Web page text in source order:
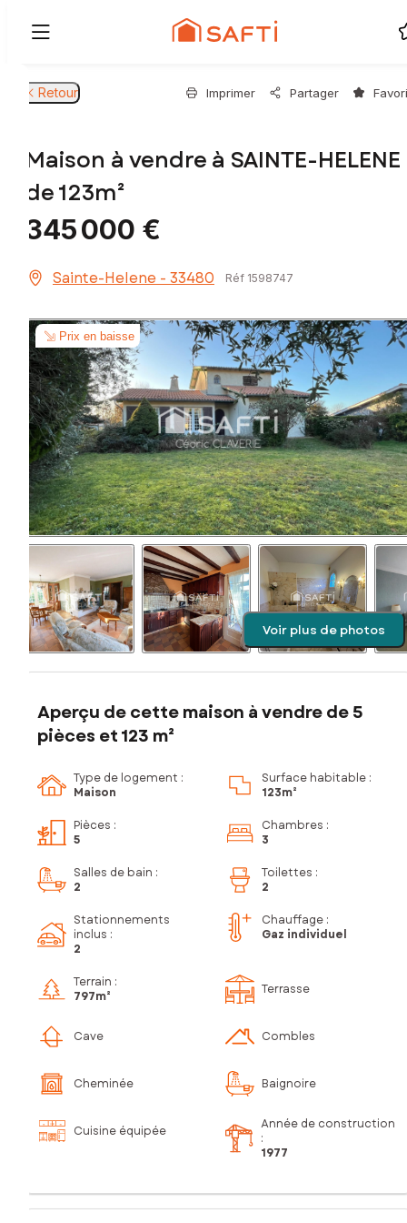
Retour Imprimer Partager
Maison à vendre à SAINTE-HELENE
de 123m²
345 000 €
Sainte-Helene - 33480 Réf 1598747
Prix en baisse
Voir plus de photos
Aperçu de cette maison à vendre de 5
pièces et 123 m²
Type de logement :
Maison
Surface habitable :
123m²
Pièces :
5
Chambres :
3
Salles de bain :
2
Toilettes :
2
Stationnements
inclus :
2
Chauffage :
Gaz individuel
Terrain :
797m²
Terrasse
Cave Combles
Cheminée Baignoire
Cuisine équipée
Année de construction
:
1977